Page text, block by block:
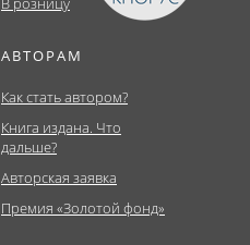
АВТОРАМ
Как стать автором?
Книга издана. Что
дальше?
Авторская заявка
Премия «Золотой фонд»